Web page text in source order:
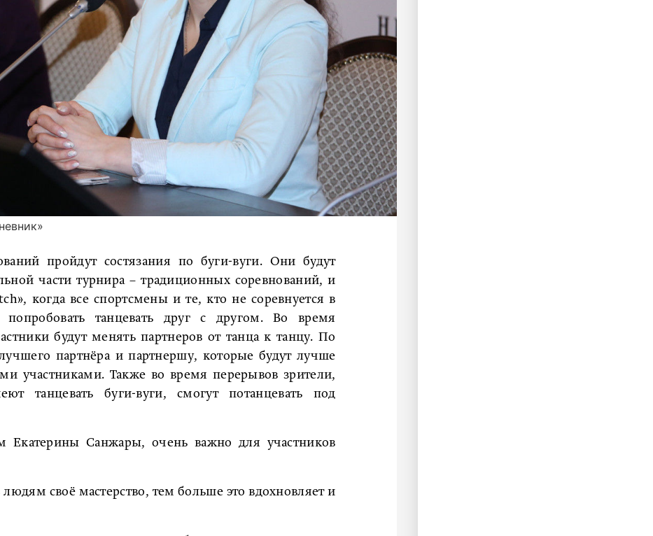
пройдут состязания по буги-вуги. Они будут
части турнира – традиционных соревнований, и
когда все спортсмены и те, кто не соревнуется в
попробовать танцевать друг с другом. Во время
будут менять партнеров от танца к танцу. По
партнёра и партнершу, которые будут лучше
участниками. Также во время перерывов зрители,
танцевать буги-вуги, смогут потанцевать под
Екатерины Санжары, очень важно для участников
своё мастерство, тем больше это вдохновляет и